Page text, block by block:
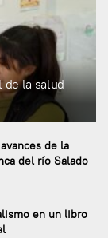
de la salud
de la
del río Salado
en un libro